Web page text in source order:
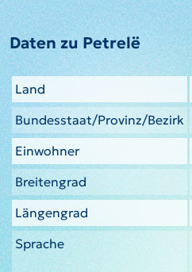
Daten zu Petrelë
Land
Bundesstaat/Provinz/Bezirk
Einwohner
Breitengrad
Längengrad
Sprache